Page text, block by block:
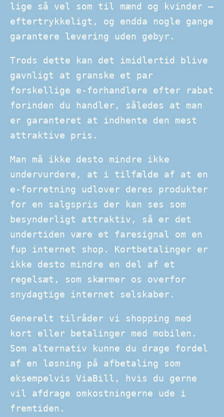
lige så vel som til mænd og kvinder –
eftertrykkeligt, og endda nogle gange
garantere levering uden gebyr.
Trods dette kan det imidlertid blive
gavnligt at granske et par
forskellige e-forhandlere efter rabat
forinden du handler, således at man
er garanteret at indhente den mest
attraktive pris.
Man må ikke desto mindre ikke
undervurdere, at i tilfælde af at en
e-forretning udlover deres produkter
for en salgspris der kan ses som
besynderligt attraktiv, så er det
undertiden være et faresignal om en
fup internet shop. Kortbetalinger er
ikke desto mindre en del af et
regelsæt, som skærmer os overfor
snydagtige internet selskaber.
Generelt tilråder vi shopping med
kort eller betalinger med mobilen.
Som alternativ kunne du drage fordel
af en løsning på afbetaling som
eksempelvis ViaBill, hvis du gerne
vil afdrage omkostningerne ude i
fremtiden.